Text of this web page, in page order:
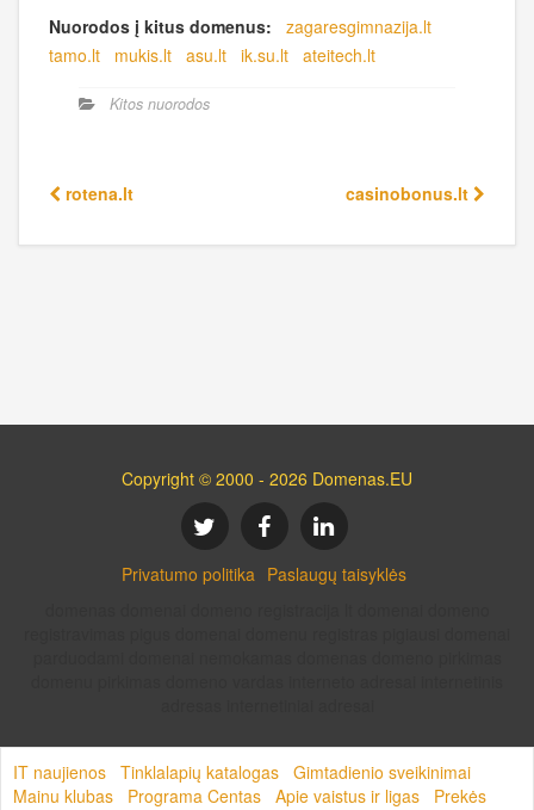
Nuorodos į kitus domenus:
zagaresgimnazija.lt
tamo.lt
mukis.lt asu.lt ik.su.lt ateitech.lt
Kitos nuorodos
rotena.lt casinobonus.lt
Copyright © 2000 - 2026 Domenas.EU
Privatumo politika Paslaugų taisyklės
IT naujienos Tinklalapių katalogas Gimtadienio sveikinimai
Mainu klubas
Programa Centas Apie vaistus ir ligas
Prekės